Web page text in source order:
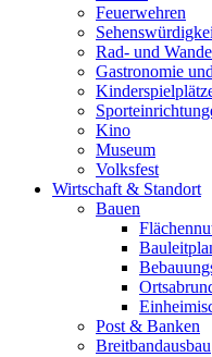
Feuerwehren
Rad- und
Gastronomie
Kino
Museum
Volksfest
Wirtschaft & Standort
Bauen
Post & Banken
Breitbandausbau